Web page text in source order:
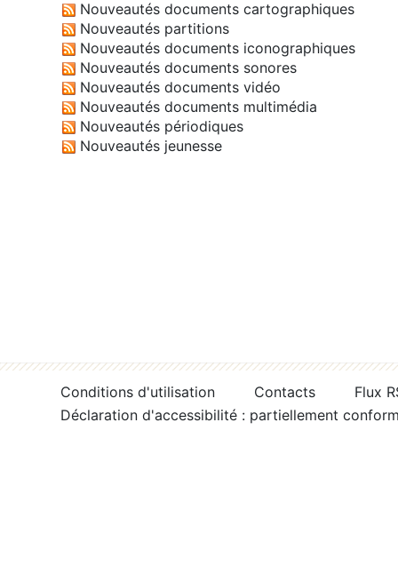
Nouveautés documents cartographiques
Nouveautés partitions
Nouveautés documents iconographiques
Nouveautés documents sonores
Nouveautés documents vidéo
Nouveautés documents multimédia
Nouveautés périodiques
Nouveautés jeunesse
Conditions d'utilisation Contacts
Flux
Déclaration d'accessibilité : partiellement